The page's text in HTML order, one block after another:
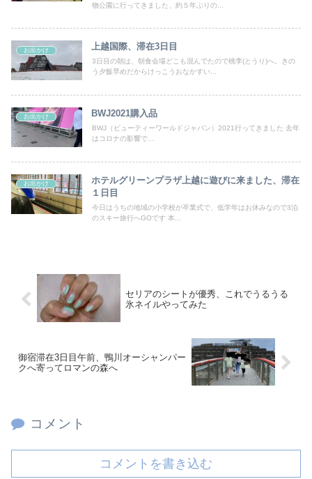
物公園に行ってきました、約５年ぶりの...
お出かけ 上越国際、滞在3日目
3日目の朝は、朝食会場どこも混んでたので桃李(とうり)へ。きの
う夕飯早めだからけっこうおなかすい...
お出かけ BWJ2021購入品
BWJ（ビューティーワールドジャパン）2021行ってきました 去年
はコロナの影響で...
お出かけ
ホテルグリーンプラザ上越に遊びに来ました、滞在
１日目
今日はうちの地域の小学校が卒業式で、低学年はお休みなので3泊
のスキー旅行へGOです 本...
セリアのシートが優秀、これでうるうる
氷ネイルやってみた
御宿滞在3日目午前、鴨川オーシャンパー
クへ寄ってロマンの森へ
コメント
コメントを書き込む